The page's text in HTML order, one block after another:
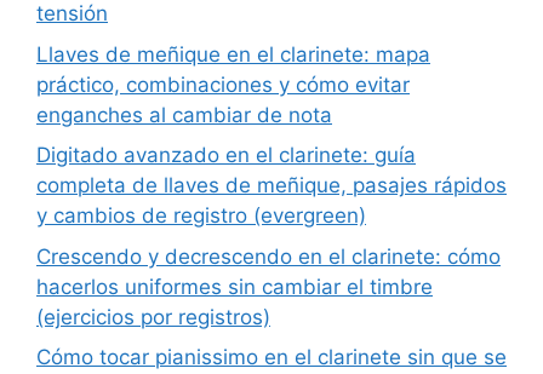
tensión
Llaves de meñique en el clarinete: mapa
práctico, combinaciones y cómo evitar
enganches al cambiar de nota
Digitado avanzado en el clarinete: guía
completa de llaves de meñique, pasajes rápidos
y cambios de registro (evergreen)
Crescendo y decrescendo en el clarinete: cómo
hacerlos uniformes sin cambiar el timbre
(ejercicios por registros)
Cómo tocar pianissimo en el clarinete sin que se